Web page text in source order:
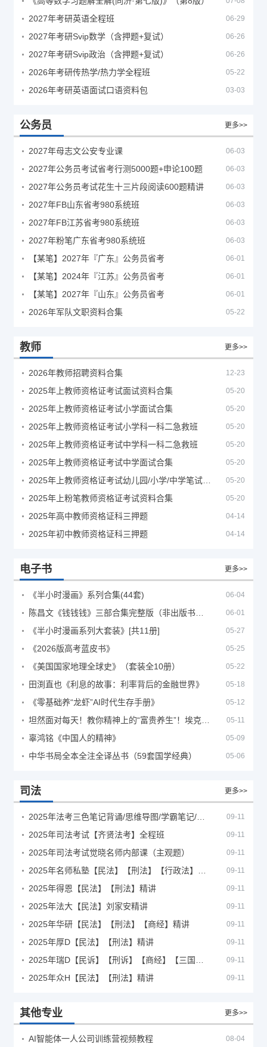
2027年考研英语全程班 06-29
2027年考研Svip数学（含押题+复试） 06-26
2027年考研Svip政治（含押题+复试） 06-26
2026年考研传热学/热力学全程班 05-22
2026年考研英语面试口语资料包 03-03
公务员 更多>>
2027年母志文公安专业课 06-03
2027年公务员考试省考行测5000题+申论100题 06-03
2027年公务员考试花生十三片段阅读600题精讲 06-03
2027年FB山东省考980系统班 06-03
2027年FB江苏省考980系统班 06-03
2027年粉笔广东省考980系统班 06-03
【某笔】2027年『广东』公务员省考 06-01
【某笔】2024年『江苏』公务员省考 06-01
【某笔】2027年『山东』公务员省考 06-01
2026年军队文职资料合集 05-22
教师 更多>>
2026年教师招聘资料合集 12-23
2025年上教师资格证考试面试资料合集 05-20
2025年上教师资格证考试小学面试合集 05-20
2025年上教师资格证考试小学科一科二急救班 05-20
2025年上教师资格证考试中学科一科二急救班 05-20
2025年上教师资格证考试中学面试合集 05-20
05-20
2025年上粉笔教师资格证考试资料合集 05-20
2025年高中教师资格证科三押题 04-14
2025年初中教师资格证科三押题 04-14
电子书 更多>>
《半小时漫画》系列合集(44套) 06-04
06-01
《半小时漫画系列大套装》[共11册] 05-27
《2026版高考蓝皮书》 05-25
《美国国家地理全球史》（套装全10册） 05-22
田渕直也《利息的故事：利率背后的金融世界》 05-18
《零基础养“龙虾”AI时代生存手册》 05-12
05-11
辜鸿铭《中国人的精神》 05-09
中华书局全本全注全译丛书（59套国学经典） 05-06
司法 更多>>
09-11
2025年司法考试【齐贤法考】全程班 09-11
2025年司法考试觉晓名师内部课（主观题） 09-11
09-11
2025年得恩【民法】【刑法】精讲 09-11
2025年法大【民法】刘家安精讲 09-11
2025年华研【民法】【刑法】【商经】精讲 09-11
2025年厚D【民法】【刑法】精讲 09-11
09-11
2025年众H【民法】【刑法】精讲 09-11
其他专业 更多>>
AI智能体一人公司训练营视频教程 08-04